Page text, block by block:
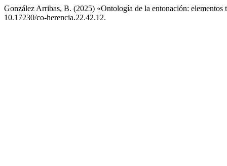
González Arribas, B. (2025) «Ontología de la entonación: elementos
10.17230/co-herencia.22.42.12.